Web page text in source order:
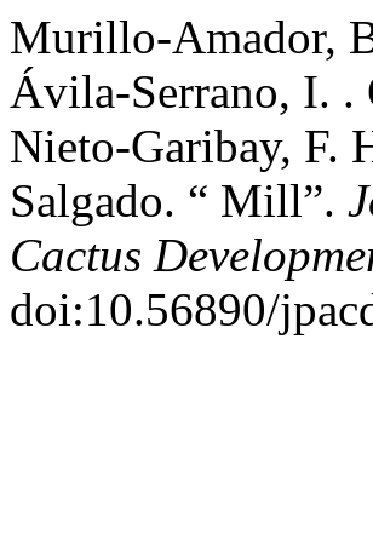
Murillo-Amador,
Ávila-Serrano, I. .
Nieto-Garibay, F.
Salgado. “ Mill”.
Cactus
doi:10.56890/